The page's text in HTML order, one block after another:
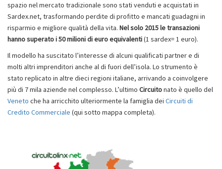
spazio nel mercato tradizionale sono stati venduti e acquistati in
Sardex.net, trasformando perdite di profitto e mancati guadagni in
risparmio e migliore qualità della vita. Nel solo 2015 le transazioni
hanno superato i 50 milioni di euro equivalenti(1 sardex= 1 euro).
Il modello ha suscitato l’interesse di alcuni qualificati partner e di
molti altri imprenditori anche al di fuori dell’isola. Lo strumento è
stato replicato in altre dieci regioni italiane, arrivando a coinvolgere
più di 7 mila aziende nel complesso. L’ultimo Circuitonato è quello del
Veneto che ha arricchito ulteriormente la famiglia dei Circuiti di
Credito Commerciale (qui sotto mappa completa).